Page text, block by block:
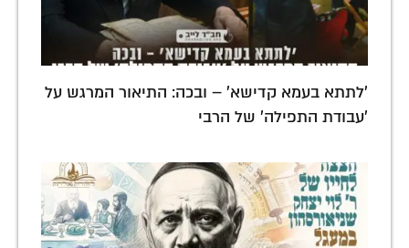
'לתתא בעמא קדישא' – ובכה: התיאור המרגש על
'עבודת התפילה' של הרבי